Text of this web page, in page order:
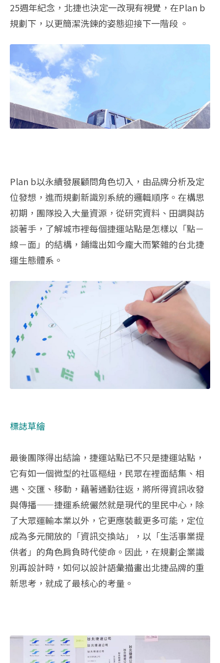
25週年紀念，北捷也決定一改現有視覺，在Plan b
規劃下，以更簡潔洗鍊的姿態迎接下一階段 。
Plan b以永續發展顧問角色切入，由品牌分析及定
位發想，進而規劃新識別系統的邏輯順序。在構思
初期，團隊投入大量資源，從研究資料、田調與訪
談著手，了解城市裡每個捷運站點是怎樣以「點－
線－面」的結構，鋪織出如今龐大而繁雜的台北捷
運生態體系。
標誌草繪
最後團隊得出結論，捷運站點已不只是捷運站點，
它有如一個微型的社區樞紐，民眾在裡面結集、相
遇、交匯、移動，藉著通勤往返，將所得資訊收發
與傳播——捷運系統儼然就是現代的里民中心，除
了大眾運輸本業以外，它更應裝載更多可能，定位
成為多元開放的「資訊交換站」，以「生活事業提
供者」的角色肩負時代使命。因此，在規劃企業識
別再設計時，如何以設計語彙描畫出北捷品牌的重
新思考，就成了最核心的考量。